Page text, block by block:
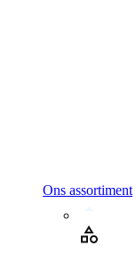
Ons assortiment